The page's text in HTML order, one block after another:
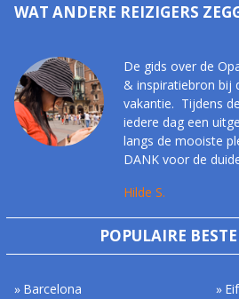
WAT ANDERE REIZIGERS
De gids over de
& inspiratiebron bij
vakantie. Tijdens
iedere dag een
langs de mooiste
DANK voor de
Hilde S.
POPULAIRE
Barcelona